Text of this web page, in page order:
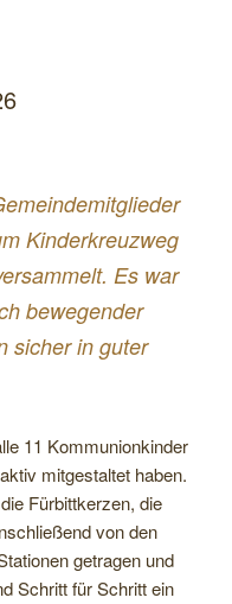
Kinderkreuzweg
Es war
bewegender
sicher in guter
11 Kommunionkinder
mitgestaltet haben.
Fürbittkerzen, die
von den
getragen und
Schritt für Schritt ein